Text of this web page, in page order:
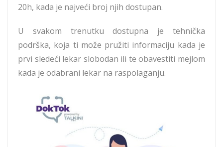
20h, kada je najveći broj njih dostupan.
U svakom trenutku dostupna je tehnička
podrška, koja ti može pružiti informaciju kada je
prvi sledeći lekar slobodan ili te obavestiti mejlom
kada je odabrani lekar na raspolaganju.